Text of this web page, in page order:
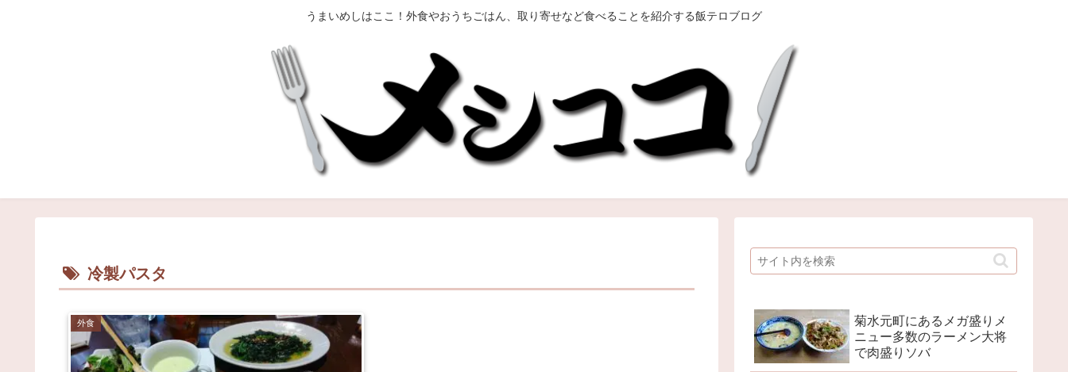
うまいめしはここ！外食やおうちごはん、取り寄せなど食べることを紹介する飯テロブログ
冷製パスタ
外食
菊水元町にあるメガ盛りメ
ニュー多数のラーメン大将
で肉盛りソバ